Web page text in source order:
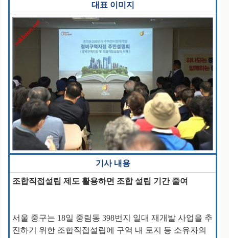
대표 이미지
기사 내용
조합직접설립 제도 활용하면 조합 설립 기간 줄여
서울 중구는 18일 중림동 398번지 일대 재개발 사업을 추
진하기 위한 조합직접설립에 구역 내 토지 등 소유자의